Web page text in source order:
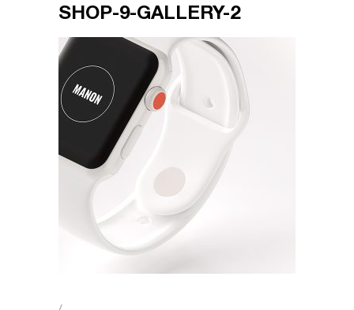
SHOP-9-GALLERY-2